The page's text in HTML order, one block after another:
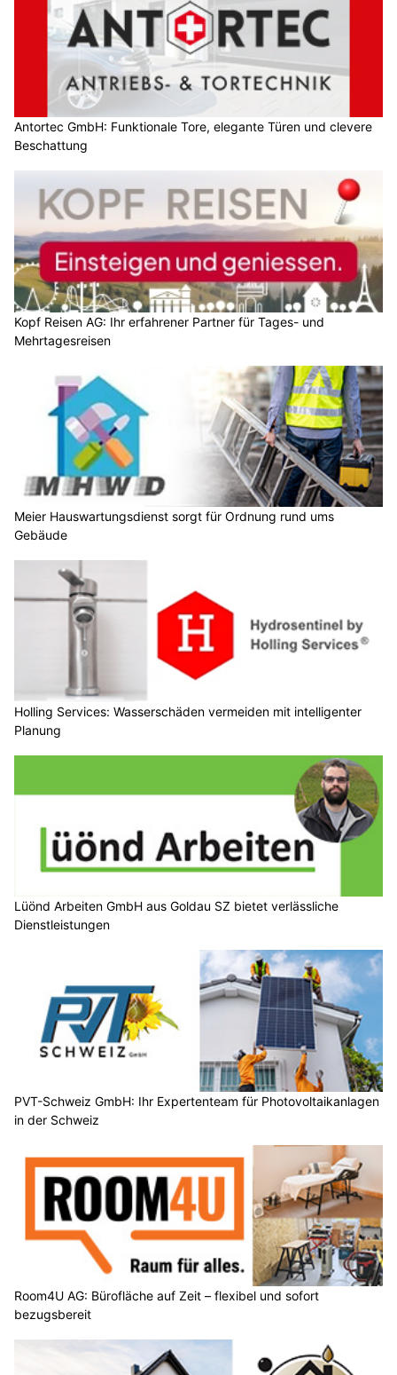
Antortec GmbH: Funktionale Tore, elegante Türen und clevere
Beschattung
Kopf Reisen AG: Ihr erfahrener Partner für Tages- und
Mehrtagesreisen
Meier Hauswartungsdienst sorgt für Ordnung rund ums
Gebäude
Holling Services: Wasserschäden vermeiden mit intelligenter
Planung
Lüönd Arbeiten GmbH aus Goldau SZ bietet verlässliche
Dienstleistungen
PVT-Schweiz GmbH: Ihr Expertenteam für Photovoltaikanlagen
in der Schweiz
Room4U AG: Bürofläche auf Zeit – flexibel und sofort
bezugsbereit